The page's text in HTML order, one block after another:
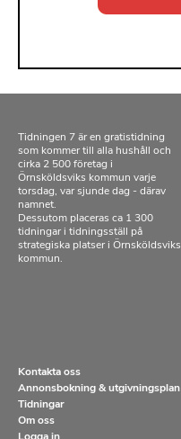
Tidningen 7 är en gratistidning
som kommer till alla hushåll och
cirka 2 500 företag i
Örnsköldsviks kommun varje
torsdag, var sjunde dag - därav
namnet.
Dessutom placeras ca 1 300
tidningar i tidningsställ på
strategiska platser i Örnsköldsviks
kommun.
Kontakta oss
Annonsbokning & utgivningsplan
Tidningar
Om oss